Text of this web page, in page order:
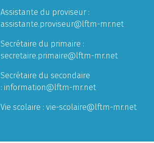
Assistante du proviseur :
assistante.proviseur@lftm-mr.net
Secrétaire du primaire :
secretaire.primaire@lftm-mr.net
Secrétaire du secondaire
: information@lftm-mr.net
Vie scolaire : vie-scolaire@lftm-mr.net